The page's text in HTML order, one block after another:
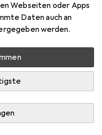
Webseiten oder Apps
Daten auch an
werden.